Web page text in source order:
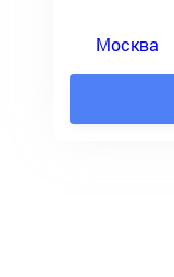
Москва